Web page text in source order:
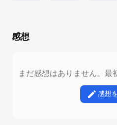
感想
まだ感想はありません。最
感想